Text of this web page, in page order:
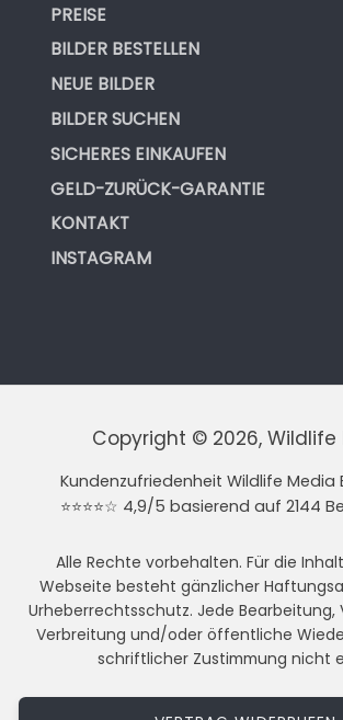
PREISE
BILDER BESTELLEN
NEUE BILDER
BILDER SUCHEN
SICHERES EINKAUFEN
GELD-ZURÜCK-GARANTIE
KONTAKT
INSTAGRAM
Copyright © 2026, Wildlife
Kundenzufriedenheit Wildlife Media
⭐⭐⭐⭐☆ 4,9/5 basierend auf 2144
Alle Rechte vorbehalten. Für die
Webseite besteht gänzlicher
Urheberrechtsschutz. Jede Bearbeitung,
Verbreitung und/oder öffentliche
schriftlicher Zustimmung nicht